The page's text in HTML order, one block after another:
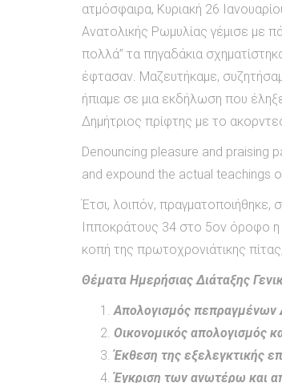
ατμόσφαιρα, Κυριακή 26
Ανατολικής Ρωμυλίας γέμισε με
πολλά” τα πηγαδάκια
έφτασαν. Μαζευτήκαμε,
ήπιαμε σε μια εκδήλωση που
Δημήτριος πρίφτης με το
Denouncing pleasure and praising
and expound the actual teachings
Έτσι, λοιπόν,
Ιπποκράτους 34 στο 5ον όροφο η
κοπή της πρωτοχρονιάτικης πίτας,
Θέματα Ημερήσιας Διάταξης
Απολογισμός πεπραγμένων
Οικονομικός απολογισμός
Έκθεση της εξελεγκτικής
Έγκριση των ανωτέρω και